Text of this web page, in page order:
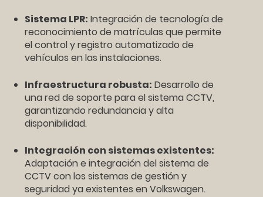
Sistema LPR: Integración de tecnología de
reconocimiento de matrículas que permite
el control y registro automatizado de
vehículos en las instalaciones.
Infraestructura robusta: Desarrollo de
una red de soporte para el sistema CCTV,
garantizando redundancia y alta
disponibilidad.
Integración con sistemas existentes:
Adaptación e integración del sistema de
CCTV con los sistemas de gestión y
seguridad ya existentes en Volkswagen.